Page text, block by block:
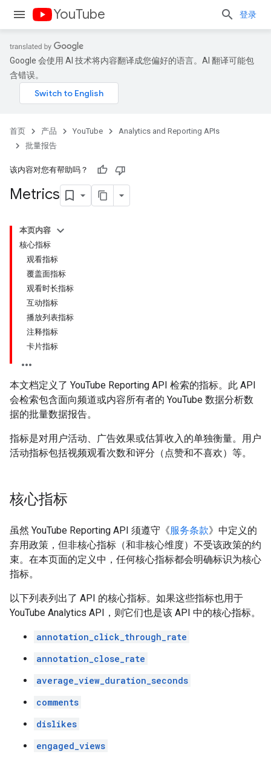
YouTube 登录
Google 会使用 AI 技术将内容翻译成您偏好的语言。AI 翻译可能包
含错误。
首页 产品 YouTube
Analytics and Reporting APIs
批量报告
该内容对您有帮助吗？
Metrics
本页内容
核心指标
观看指标
覆盖面指标
观看时长指标
互动指标
播放列表指标
注释指标
卡片指标
本文档定义了 YouTube Reporting API 检索的指标。此 API
会检索包含面向频道或内容所有者的 YouTube 数据分析数
据的批量数据报告。
指标是对用户活动、广告效果或估算收入的单独衡量。用户
活动指标包括视频观看次数和评分（点赞和不喜欢）等。
核心指标
虽然 YouTube Reporting API 须遵守《服务条款》中定义的
弃用政策，但非核心指标（和非核心维度）不受该政策的约
束。在本页面的定义中，任何核心指标都会明确标识为核心
指标。
以下列表列出了 API 的核心指标。如果这些指标也用于
YouTube Analytics API，则它们也是该 API 中的核心指标。
annotation_click_through_rate
annotation_close_rate
average_view_duration_seconds
comments
dislikes
engaged_views